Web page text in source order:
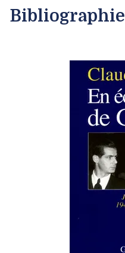
Bibliographie